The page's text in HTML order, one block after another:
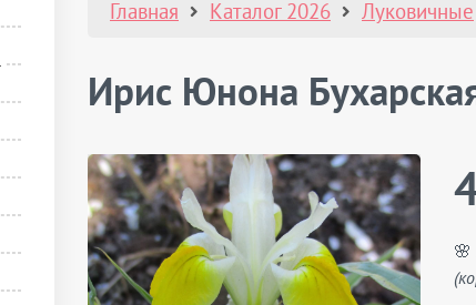
Главная Каталог 2026 Луковичные
Ирис Юнона
🌸